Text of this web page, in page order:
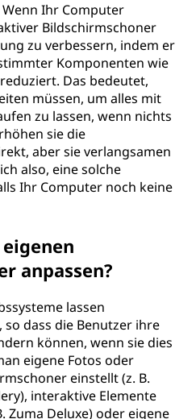
Ihr Computer
Bildschirmschoner
zu verbessern, indem er
Komponenten wie
Das bedeutet,
müssen, um alles mit
zu lassen, wenn nichts
sie die
aber sie verlangsamen
also, eine solche
Ihr Computer noch keine
anpassen?
lassen
dass die Benutzer ihre
können, wenn sie dies
eigene Fotos oder
einstellt (z. B.
interaktive Elemente
Zuma Deluxe) oder eigene